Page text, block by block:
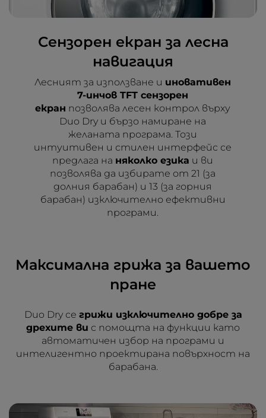
Сензорен екран за лесна
навигация
Лесният за използване и иновативен
7-инчов TFT сензорен
екран позволява лесен контрол върху
Duo Dry и бързо намиране на
желаната програма. Този
интуитивен и стилен интерфейс се
предлага на няколко езика и ви
позволява да избирате от 21 (за
долния барабан) и 13 (за горния
барабан) изключително ефективни
програми.
Максимална грижа за вашето
пране
Duo Dry се грижи изключително добре за
дрехите ви с помощта на функции като
автоматичен избор на програми и
интелигентно проектирана повърхност на
барабана.